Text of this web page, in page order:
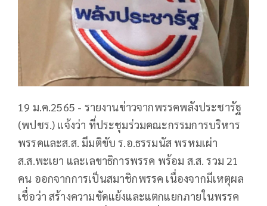
19 ม.ค.2565 - รายงานข่าวจากพรรคพลังประชารัฐ
(พปชร.) แจ้งว่า ที่ประชุมร่วมคณะกรรมการบริหาร
พรรคและส.ส. มีมติขับ ร.อ.ธรรมนัส พรหมเผ่า
ส.ส.พะเยา และเลขาธิการพรรค พร้อม ส.ส. รวม 21
คน ออกจากการเป็นสมาชิกพรรค เนื่องจากมีเหตุผล
เชื่อว่า สร้างความขัดแย้งและแตกแยกภายในพรรค